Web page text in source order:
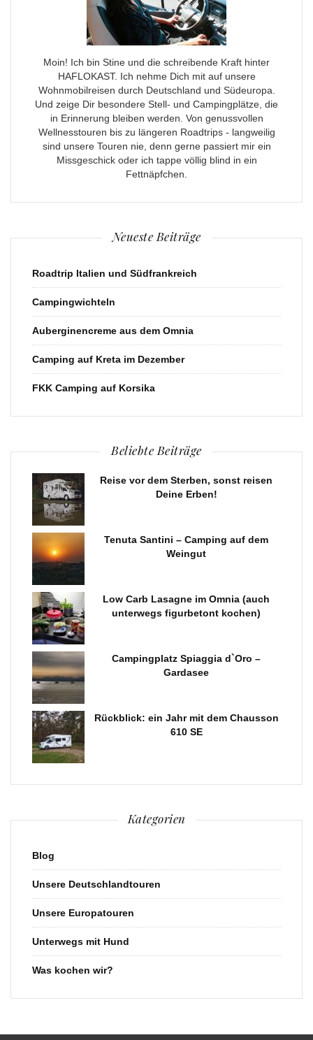
Moin! Ich bin Stine und die schreibende Kraft hinter
HAFLOKAST. Ich nehme Dich mit auf unsere
Wohnmobilreisen durch Deutschland und Südeuropa.
Und zeige Dir besondere Stell- und Campingplätze, die
in Erinnerung bleiben werden. Von genussvollen
Wellnesstouren bis zu längeren Roadtrips - langweilig
sind unsere Touren nie, denn gerne passiert mir ein
Missgeschick oder ich tappe völlig blind in ein
Fettnäpfchen.
Neueste Beiträge
Roadtrip Italien und Südfrankreich
Campingwichteln
Auberginencreme aus dem Omnia
Camping auf Kreta im Dezember
FKK Camping auf Korsika
Beliebte Beiträge
Reise vor dem Sterben, sonst reisen
Deine Erben!
Tenuta Santini – Camping auf dem
Weingut
Low Carb Lasagne im Omnia (auch
unterwegs figurbetont kochen)
Campingplatz Spiaggia d`Oro –
Gardasee
Rückblick: ein Jahr mit dem Chausson
610 SE
Kategorien
Blog
Unsere Deutschlandtouren
Unsere Europatouren
Unterwegs mit Hund
Was kochen wir?